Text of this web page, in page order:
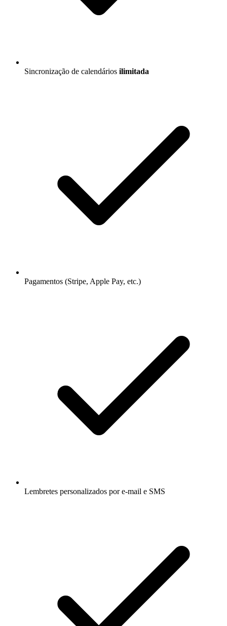
Sincronização de calendários ilimitada
Pagamentos (Stripe, Apple Pay, etc.)
Lembretes personalizados por e-mail e SMS